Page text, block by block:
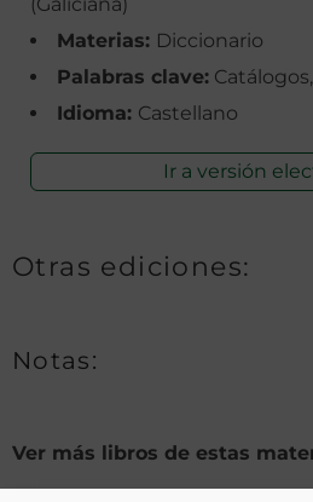
Materias: Diccionario
Palabras clave:
Idioma: Castellano
Ir a versión
Otras ediciones:
Notas:
Ver más libros de estas